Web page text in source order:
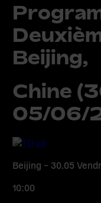
Beijing,
Chine
05/06/
Beijing – 30.05
10:00